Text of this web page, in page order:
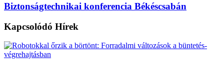
Biztonságtechnikai konferencia Békéscsabán
Kapcsolódó Hírek